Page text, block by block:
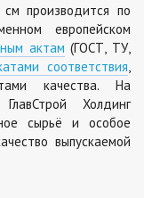
производится по
европейском
актам (ГОСТ, ТУ,
соответствия
качества. На
Холдинг
сырьё и особое
выпускаемой